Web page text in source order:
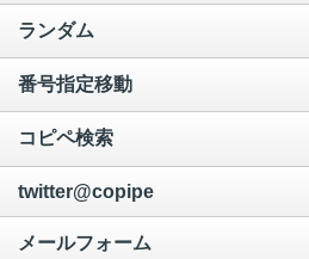
ランダム
番号指定移動
コピペ検索
twitter@copipe
メールフォーム